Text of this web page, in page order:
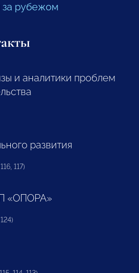
за рубежом
и аналитики проблем
развития
117)
«ОПОРА»